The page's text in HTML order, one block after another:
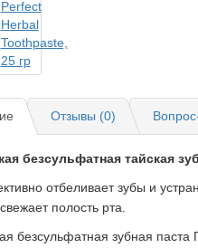
Отзывы (0)
безсульфатная тайская
отбеливает зубы и
полость рта.
безсульфатная зубная